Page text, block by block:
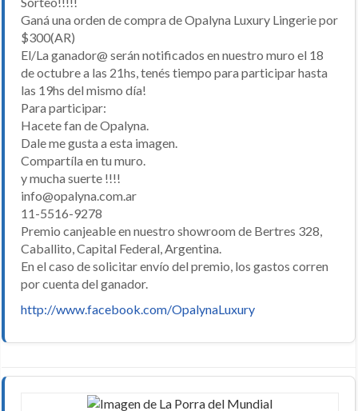
Ganá una orden de compra de Opalyna Luxury Lingerie por
$300(AR)
El/La ganador@ serán notificados en nuestro muro el 18
de octubre a las 21hs, tenés tiempo para participar hasta
las 19hs del mismo día!
Para participar:
Hacete fan de Opalyna.
Dale me gusta a esta imagen.
Compartíla en tu muro.
y mucha suerte !!!!
info@opalyna.com.ar
11-5516-9278
Premio canjeable en nuestro showroom de Bertres 328,
Caballito, Capital Federal, Argentina.
En el caso de solicitar envío del premio, los gastos corren
por cuenta del ganador.
http://www.facebook.com/OpalynaLuxury